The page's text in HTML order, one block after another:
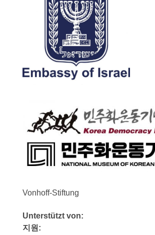
Vonhoff-Stiftung
Unterstützt von:
지원: